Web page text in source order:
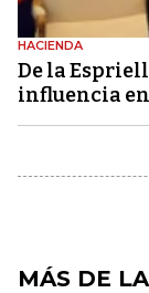
HACIENDA
De la
influencia
MÁS DE